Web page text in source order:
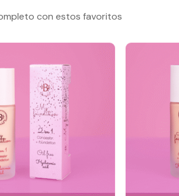
con estos favoritos